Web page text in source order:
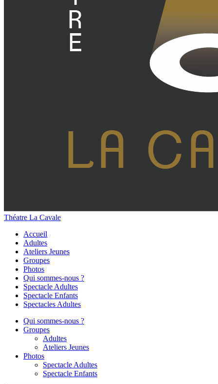
Théatre La Cavale
Accueil
Adultes
Ateliers Jeunes
Groupes
Photos
Qui sommes-nous ?
Spectacle Adultes
Spectacle Enfants
Spectacles Adultes
Qui sommes-nous ?
Groupes
Adultes
Ateliers Jeunes
Photos
Spectacle Adultes
Spectacle Enfants